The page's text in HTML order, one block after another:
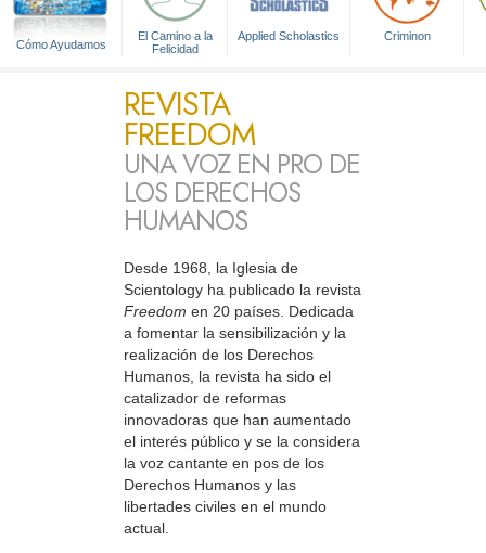
Cómo Ayudamos
El Camino a la
Felicidad
Applied Scholastics Criminon
REVISTA
FREEDOM
UNA VOZ EN PRO DE
LOS DERECHOS
HUMANOS
Desde 1968, la Iglesia de
Scientology ha publicado la revista
Freedom en 20 países. Dedicada
a fomentar la sensibilización y la
realización de los Derechos
Humanos, la revista ha sido el
catalizador de reformas
innovadoras que han aumentado
el interés público y se la considera
la voz cantante en pos de los
Derechos Humanos y las
libertades civiles en el mundo
actual.